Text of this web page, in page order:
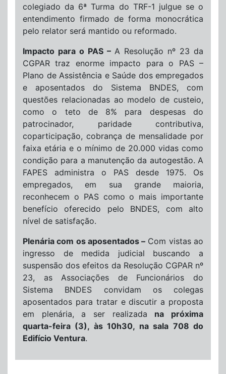
colegiado da 6ª Turma do TRF-1 julgue se o
entendimento firmado de forma monocrática
pelo relator será mantido ou reformado.
Impacto para o PAS –A Resolução nº 23 da
CGPAR traz enorme impacto para o PAS –
Plano de Assistência e Saúde dos empregados
e aposentados do Sistema BNDES, com
questões relacionadas ao modelo de custeio,
como o teto de 8% para despesas do
patrocinador, paridade contributiva,
coparticipação, cobrança de mensalidade por
faixa etária e o mínimo de 20.000 vidas como
condição para a manutenção da autogestão. A
FAPES administra o PAS desde 1975. Os
empregados, em sua grande maioria,
reconhecem o PAS como o mais importante
benefício oferecido pelo BNDES, com alto
nível de satisfação.
Plenária com os aposentados – Com vistas ao
ingresso de medida judicial buscando a
suspensão dos efeitos da Resolução CGPAR nº
23, as Associações de Funcionários do
Sistema BNDES convidam os colegas
aposentados para tratar e discutir a proposta
em plenária, a ser realizada na próxima
quarta-feira (3), às 10h30, na sala 708 do
Edifício Ventura.